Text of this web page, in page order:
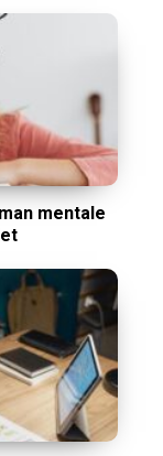
mentale